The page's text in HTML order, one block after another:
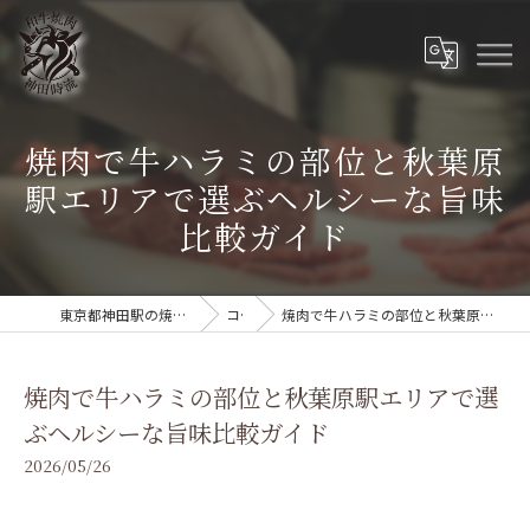
焼肉で牛ハラミの部位と秋葉原
駅エリアで選ぶヘルシーな旨味
比較ガイド
東京都神田駅の焼肉なら和牛焼肉 神田時流 コラム 焼肉で牛ハラミの部位と秋葉原駅エリアで選ぶヘルシーな旨味比較ガイド
焼肉で牛ハラミの部位と秋葉原駅エリアで選
ぶヘルシーな旨味比較ガイド
2026/05/26